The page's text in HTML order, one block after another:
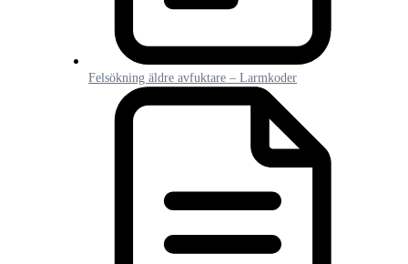
Felsökning äldre avfuktare – Larmkoder